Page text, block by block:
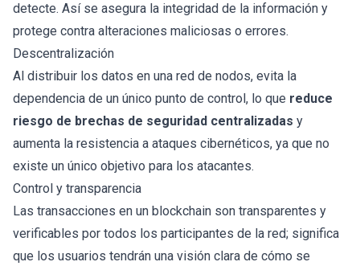
detecte. Así se asegura la integridad de la información y
protege contra alteraciones maliciosas o errores.
Descentralización
Al distribuir los datos en una red de nodos, evita la
dependencia de un único punto de control, lo que reduce
riesgo de brechas de seguridad centralizadas y
aumenta la resistencia a ataques cibernéticos, ya que no
existe un único objetivo para los atacantes.
Control y transparencia
Las transacciones en un blockchain son transparentes y
verificables por todos los participantes de la red; significa
que los usuarios tendrán una visión clara de cómo se